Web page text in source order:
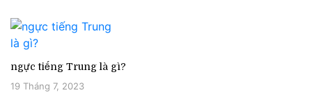
ngực tiếng Trung là gì?
19 Tháng 7, 2023